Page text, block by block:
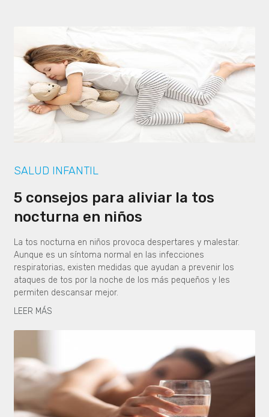
SALUD INFANTIL
5 consejos para aliviar la tos
nocturna en niños
La tos nocturna en niños provoca despertares y malestar.
Aunque es un síntoma normal en las infecciones
respiratorias, existen medidas que ayudan a prevenir los
ataques de tos por la noche de los más pequeños y les
permiten descansar mejor.
LEER MÁS